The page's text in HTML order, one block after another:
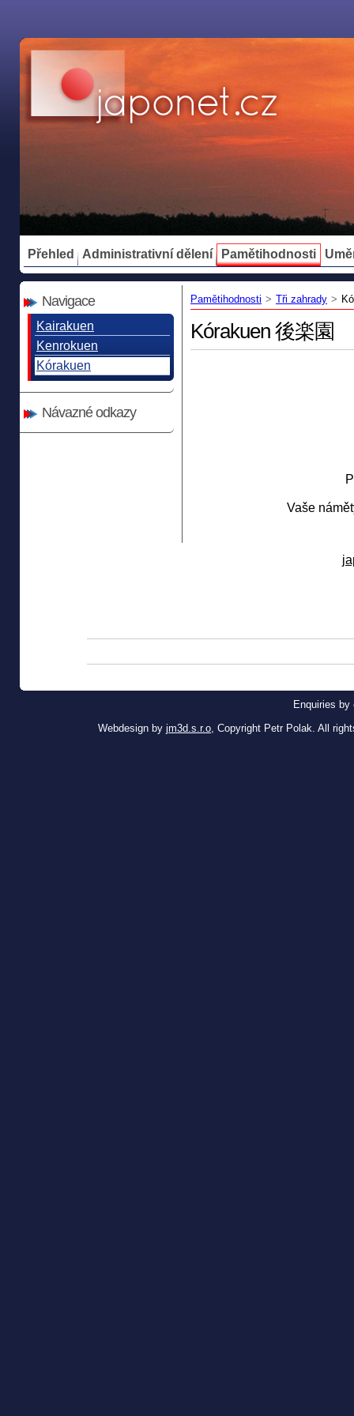
Přehled Administrativní dělení Pamětihodnosti
Navigace
Kairakuen
Kenrokuen
Kórakuen
Návazné odkazy
Pamětihodnosti > Tři zahrady >
Kórakuen 後楽園
Vaše
Enquiries
Webdesign by jm3d.s.r.o, Copyright Petr Polak. All